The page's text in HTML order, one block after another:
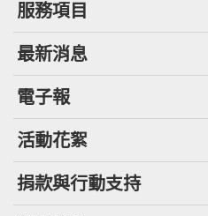
服務項目
最新消息
電子報
活動花絮
捐款與行動支持